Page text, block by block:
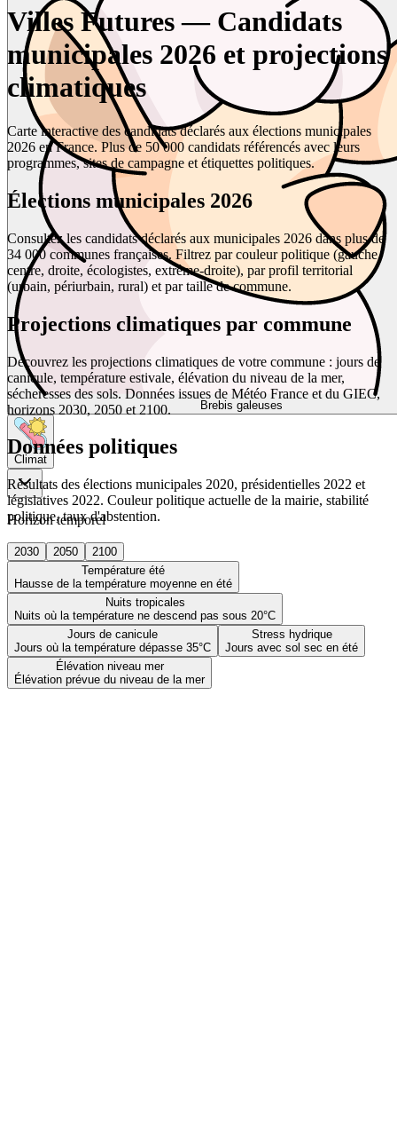
Brebis galeuses
Climat
Horizon temporel
2030 2050
2100
Température été
Hausse de la température moyenne en été
Nuits tropicales
Nuits où la température ne descend pas sous 20°C
Jours de canicule
Jours où la température dépasse 35°C
Stress hydrique
Jours avec sol sec en été
Élévation niveau mer
Élévation prévue du niveau de la mer
Villes Futures — Candidats
municipales 2026 et projections
climatiques
Carte interactive des candidats déclarés aux élections municipales
2026 en France. Plus de 50 000 candidats référencés avec leurs
programmes, sites de campagne et étiquettes politiques.
Élections municipales 2026
Consultez les candidats déclarés aux municipales 2026 dans plus de
34 000 communes françaises. Filtrez par couleur politique (gauche,
centre, droite, écologistes, extrême-droite), par profil territorial
(urbain, périurbain, rural) et par taille de commune.
Projections climatiques par commune
Découvrez les projections climatiques de votre commune : jours de
canicule, température estivale, élévation du niveau de la mer,
sécheresses des sols. Données issues de Météo France et du GIEC,
horizons 2030, 2050 et 2100.
Données politiques
Résultats des élections municipales 2020, présidentielles 2022 et
législatives 2022. Couleur politique actuelle de la mairie, stabilité
politique, taux d'abstention.